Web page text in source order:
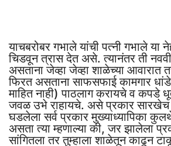
याचबरोबर गभाले यांची पत्नी गभाले या
चिडवून त्रास देत असे. त्यानंतर ती
असताना जेव्हा जेव्हा शाळेच्या आवारात
फिरत असताना साफसफाई कामगार धांडे
माहित नाही) पाठलाग करायचे व कपडे
जवळ उभे राहायचे. असे प्रकार सारखेच
घडलेला सर्व प्रकार मुख्याध्यापिका
असता त्या म्हणाल्या की, जर झालेला
सांगितला तर तुम्हाला शाळेतून काढून